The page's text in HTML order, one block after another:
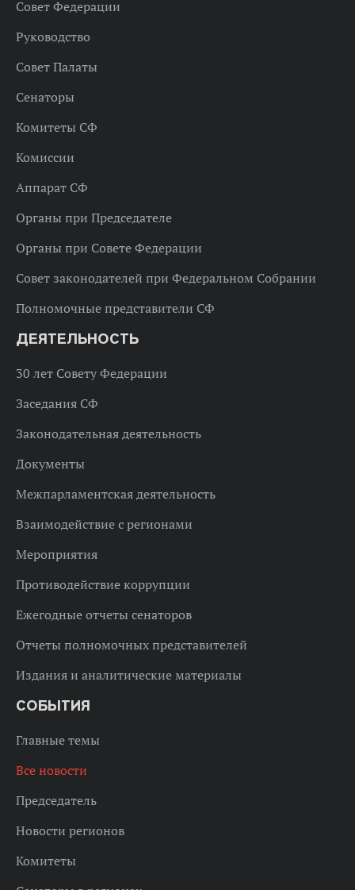
Совет Федерации
Руководство
Совет Палаты
Сенаторы
Комитеты СФ
Комиссии
Аппарат СФ
Органы при Председателе
Органы при Совете Федерации
Совет законодателей при Федеральном Собрании
Полномочные представители СФ
ДЕЯТЕЛЬНОСТЬ
30 лет Совету Федерации
Заседания СФ
Законодательная деятельность
Документы
Межпарламентская деятельность
Взаимодействие с регионами
Мероприятия
Противодействие коррупции
Ежегодные отчеты сенаторов
Отчеты полномочных представителей
Издания и аналитические материалы
СОБЫТИЯ
Главные темы
Все новости
Председатель
Новости регионов
Комитеты